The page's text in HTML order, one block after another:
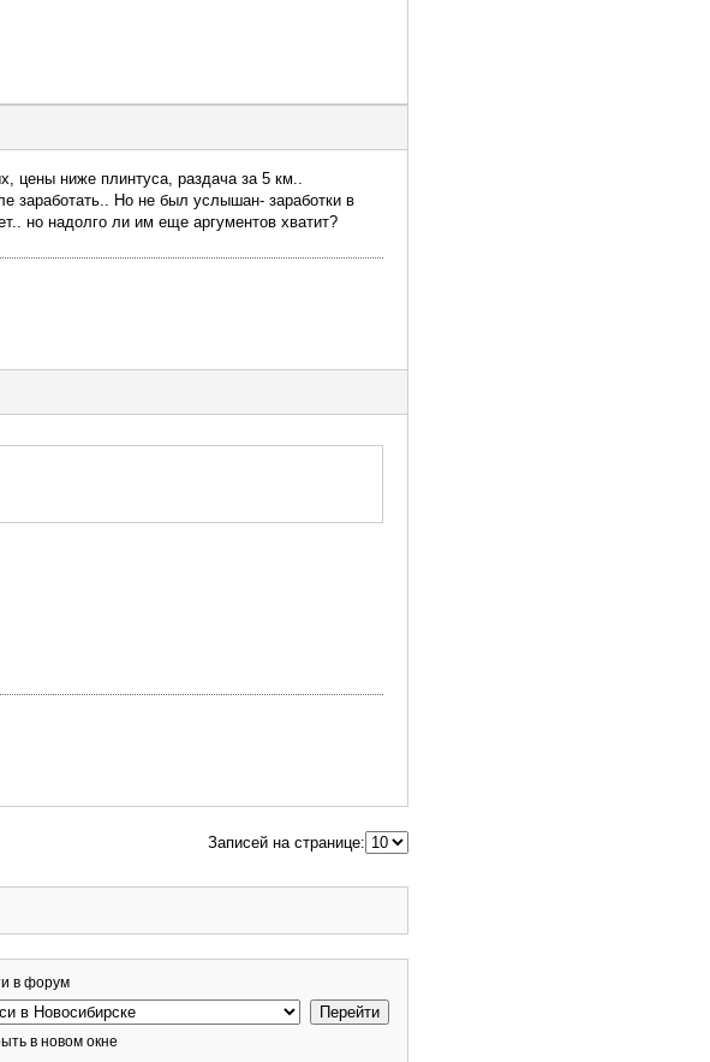
цены ниже плинтуса, раздача за 5 км..
заработать.. Но не был услышан- заработки в
но надолго ли им еще аргументов хватит?
Записей на странице:
в форум
в новом окне